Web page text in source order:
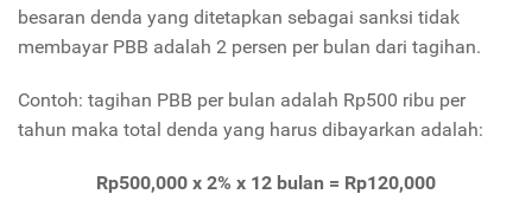
besaran denda yang ditetapkan sebagai sanksi tidak
membayar PBB adalah 2 persen per bulan dari tagihan.
Contoh: tagihan PBB per bulan adalah Rp500 ribu per
tahun maka total denda yang harus dibayarkan adalah:
Rp500,000 x 2% x 12 bulan = Rp120,000